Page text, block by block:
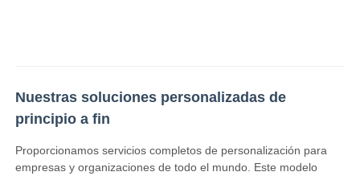
Nuestras soluciones personalizadas de
principio a fin
Proporcionamos servicios completos de personalización para
empresas y organizaciones de todo el mundo. Este modelo